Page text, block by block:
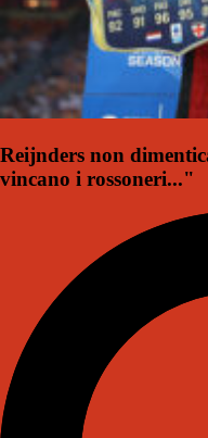
Reijnders non
vincano i rossoneri..."